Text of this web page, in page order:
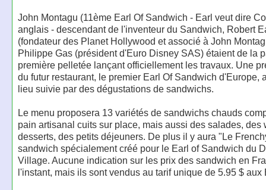
John Montagu (11ème Earl Of Sandwich - Earl veut dire
anglais - descendant de l'inventeur du Sandwich, Robert
(fondateur des Planet Hollywood et associé à John
Philippe Gas (président d'Euro Disney SAS) étaient de la
première pelletée lançant officiellement les travaux. Une
du futur restaurant, le premier Earl Of Sandwich d'Europe,
lieu suivie par des dégustations de sandwichs.
Le menu proposera 13 variétés de sandwichs chauds
pain artisanal cuits sur place, mais aussi des salades, des
desserts, des petits déjeuners. De plus il y aura "Le
sandwich spécialement créé pour le Earl of Sandwich du
Village. Aucune indication sur les prix des sandwich en
l'instant, mais ils sont vendus au tarif unique de 5.95 $ aux